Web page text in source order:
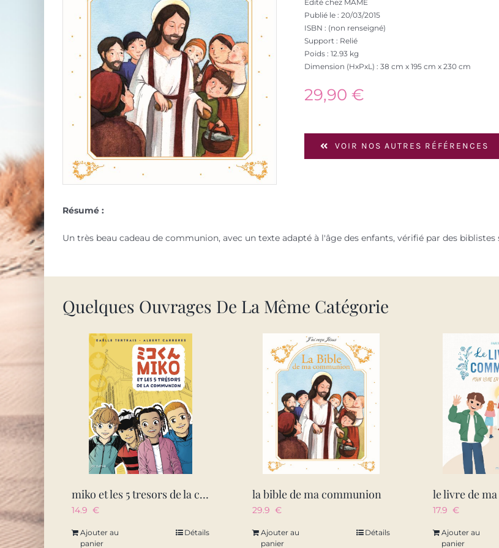
Edité chez MAME
Publié le : 20/03/2015
ISBN : (non renseigné)
Support : Relié
Poids : 12.93 kg
Dimension (HxPxL) : 38 cm x 195 cm x 230 cm
29,90€
VOIR NOS AUTRES RÉFÉRENCES
Résumé :
Un très beau cadeau de communion, avec un texte adapté à l'âge des enfants, vérifié par des
Quelques Ouvrages De La Même Catégorie
miko et les 5 tresors de la communion
14.9 €
Ajouter au
panier
Détails
la bible de ma communion
29.9 €
Ajouter au
panier
Détails
17.9 €
Ajouter au
panier